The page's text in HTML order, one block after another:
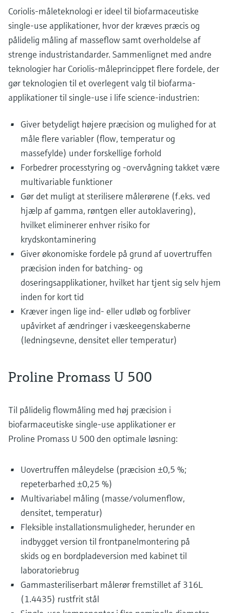
Coriolis-måleteknologi er ideel til biofarmaceutiske
single-use applikationer, hvor der kræves præcis og
pålidelig måling af masseflow samt overholdelse af
strenge industristandarder. Sammenlignet med andre
teknologier har Coriolis-måleprincippet flere fordele, der
gør teknologien til et overlegent valg til biofarma-
applikationer til single-use i life science-industrien:
Giver betydeligt højere præcision og mulighed for at
måle flere variabler (flow, temperatur og
massefylde) under forskellige forhold
Forbedrer processtyring og -overvågning takket være
multivariable funktioner
Gør det muligt at sterilisere målerørene (f.eks. ved
hjælp af gamma, røntgen eller autoklavering),
hvilket eliminerer enhver risiko for
krydskontaminering
Giver økonomiske fordele på grund af uovertruffen
præcision inden for batching- og
doseringsapplikationer, hvilket har tjent sig selv hjem
inden for kort tid
Kræver ingen lige ind- eller udløb og forbliver
upåvirket af ændringer i væskeegenskaberne
(ledningsevne, densitet eller temperatur)
Proline Promass U 500
Til pålidelig flowmåling med høj præcision i
biofarmaceutiske single-use applikationer er
Proline Promass U 500 den optimale løsning:
Uovertruffen måleydelse (præcision ±0,5 %;
repeterbarhed ±0,25 %)
Multivariabel måling (masse/volumenflow,
densitet, temperatur)
Fleksible installationsmuligheder, herunder en
indbygget version til frontpanelmontering på
skids og en bordpladeversion med kabinet til
laboratoriebrug
Gammasteriliserbart målerør fremstillet af 316L
(1.4435) rustfrit stål